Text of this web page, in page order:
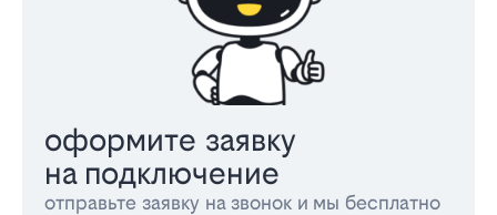
оформите заявку
на подключение
отправьте заявку на звонок и мы бесплатно